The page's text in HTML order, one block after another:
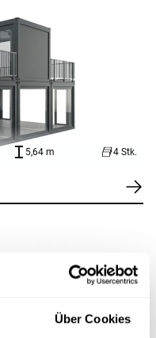
Über Cookies
5,64 m 4 Stk.